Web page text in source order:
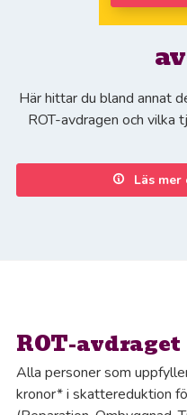
Här hittar du bland annat
ROT-avdragen och vilka
Läs mer
ROT-avdraget
Alla personer som
kronor* i skattereduktion